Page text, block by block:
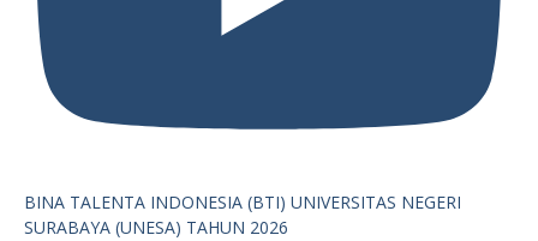
BINA TALENTA INDONESIA (BTI) UNIVERSITAS NEGERI
SURABAYA (UNESA) TAHUN 2026